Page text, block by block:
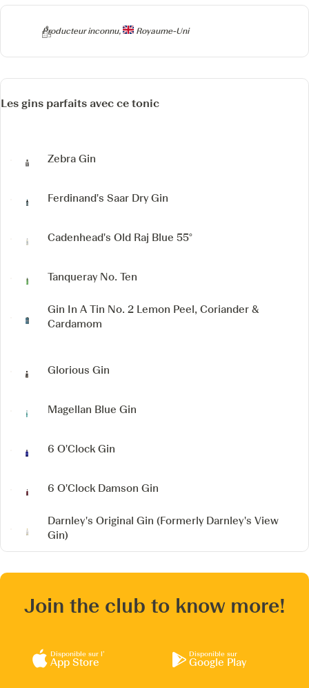
Producteur
Producteur inconnu, Royaume-Uni
Les gins parfaits avec ce tonic
Zebra Gin
Ferdinand's Saar Dry Gin
Cadenhead's Old Raj Blue 55°
Tanqueray No. Ten
Gin In A Tin No. 2 Lemon Peel, Coriander &
Cardamom
Glorious Gin
Magellan Blue Gin
6 O'Clock Gin
6 O'Clock Damson Gin
Darnley's Original Gin (Formerly Darnley's View
Gin)
Join the club to know more!
Disponible sur l’
App Store
Disponible sur
Google Play